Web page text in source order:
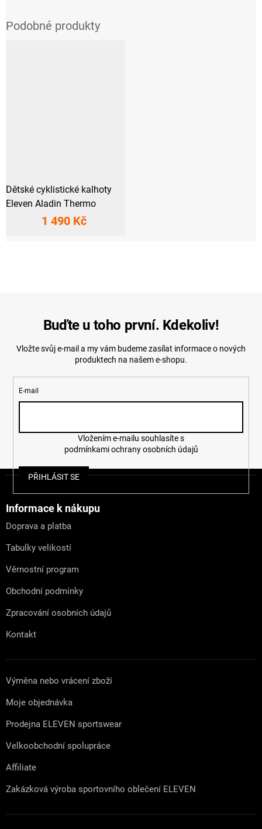
Dětské cyklistické kalhoty
Eleven Aladin Thermo
1 490 Kč
Buďte u toho první. Kdekoliv!
Vložte svůj e-mail a my vám budeme zasílat informace o nových
produktech na našem e-shopu.
E-mail
podmínkami ochrany osobních údajů
PŘIHLÁSIT SE
Informace k nákupu
Doprava a platba
Tabulky velikostí
Věrnostní program
Obchodní podmínky
Zpracování osobních údajů
Kontakt
Výměna nebo vrácení zboží
Moje objednávka
Prodejna ELEVEN sportswear
Velkoobchodní spolupráce
Affiliate
Zakázková výroba sportovního oblečení ELEVEN